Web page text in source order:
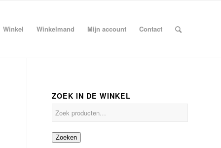
Winkel Winkelmand Mijn account Contact
ZOEK IN DE WINKEL
Zoeken